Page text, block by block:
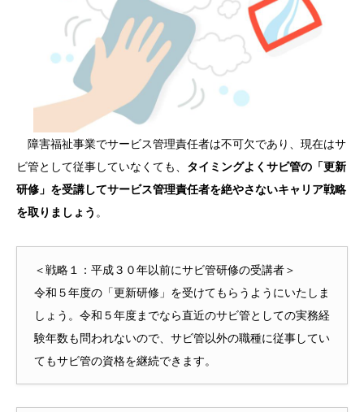
障害福祉事業でサービス管理責任者は不可欠であり、現在はサ
ビ管として従事していなくても、 タイミングよくサビ管の「更新
研修」を受講してサービス管理責任者を絶やさないキャリア戦略
を取りましょう 。
＜戦略１：平成３０年以前にサビ管研修の受講者＞
令和５年度の「更新研修」を受けてもらうようにいたしま
しょう。令和５年度までなら直近のサビ管としての実務経
験年数も問われないので、サビ管以外の職種に従事してい
てもサビ管の資格を継続できます。